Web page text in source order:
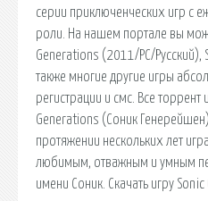
серии приключенческих игр с
роли. На нашем портале вы
Generations (2011/PC/Русский),
также многие другие игры
регистрации и смс. Все
Generations (Соник
протяжении нескольких лет
любимым, отважным и умным
имени Соник. Скачать игру